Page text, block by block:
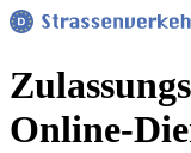
Online-